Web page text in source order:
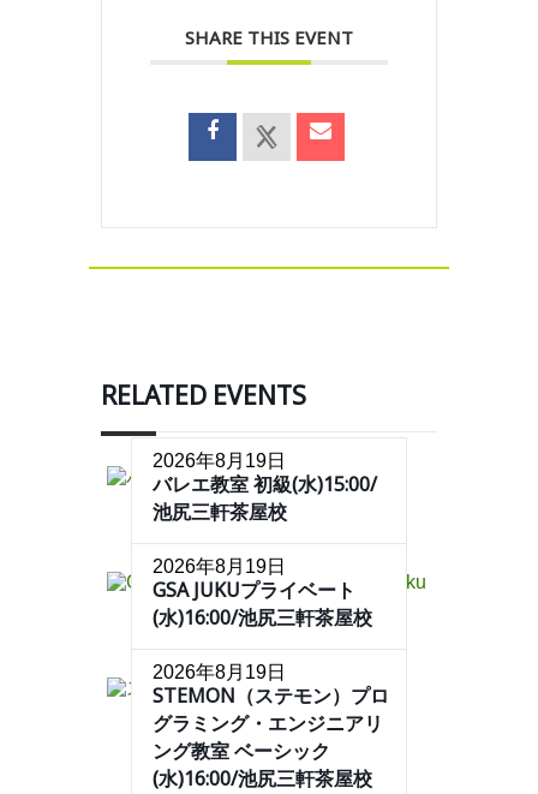
SHARE THIS EVENT
RELATED EVENTS
2026年8月19日
バレエ教室 初級(水)15:00/
池尻三軒茶屋校
2026年8月19日
GSA JUKUプライベート
(水)16:00/池尻三軒茶屋校
2026年8月19日
STEMON（ステモン）プロ
グラミング・エンジニアリ
ング教室 ベーシック
(水)16:00/池尻三軒茶屋校